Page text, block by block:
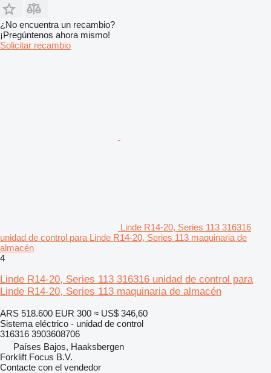
¿No encuentra un recambio?
¡Pregúntenos ahora mismo!
Solicitar recambio
Linde R14-20, Series 113 316316
unidad de control para Linde R14-20, Series 113 maquinaria de
almacén
4
Linde R14-20, Series 113 316316 unidad de control para
Linde R14-20, Series 113 maquinaria de almacén
ARS 518.600 EUR 300 ≈ US$ 346,60
Sistema eléctrico - unidad de control
316316 3903608706
Países Bajos, Haaksbergen
Forklift Focus B.V.
Contacte con el vendedor